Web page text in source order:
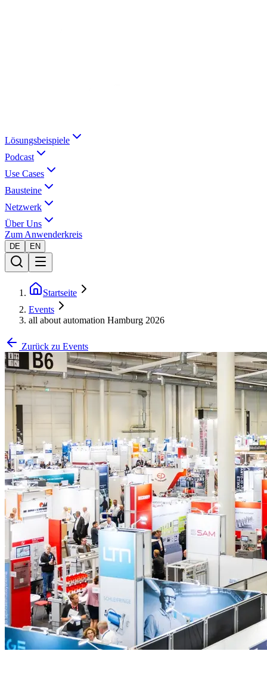
Lösungsbeispiele
Podcast
Use Cases
Bausteine
Netzwerk
Über Uns
Zum Anwenderkreis
DE EN
Startseite
Events
all about automation Hamburg 2026
Zurück zu Events